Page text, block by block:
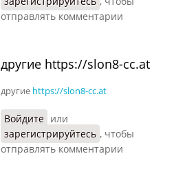
отправлять комментарии
другие https://slon8-cc.at
другие https://slon8-cc.at
Войдите или
зарегистрируйтесь , чтобы
отправлять комментарии